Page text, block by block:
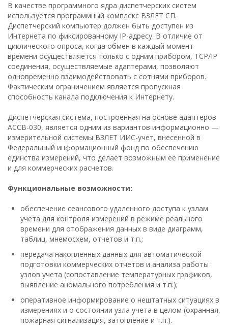
В качестве программного ядра диспетчерских систем
используется программный комплекс ВЗЛЕТ СП.
Диспетчерский компьютер должен быть доступен из
Интернета по фиксированному IP-адресу. В отличие от
циклического опроса, когда обмен в каждый момент
времени осуществляется только с одним прибором, TCP/IP
соединения, осуществляемые адаптерами, позволяют
одновременно взаимодействовать с сотнями приборов.
Фактическим ограничением является пропускная
способность канала подключения к Интернету.
Диспетчерская система, построенная на основе адаптеров
АССВ-030, является одним из вариантов информационно —
измерительной системы ВЗЛЕТ ИИС-учет, внесенной в
Федеральный информационный фонд по обеспечению
единства измерений, что делает возможным ее применение
и для коммерческих расчетов.
Функциональные возможности:
обеспечение сеансового удаленного доступа к узлам
учета для контроля измерений в режиме реального
времени для отображения данных в виде диаграмм,
таблиц, мнемосхем, отчетов и т.п.;
передача накопленных данных для автоматической
подготовки коммерческих отчетов и анализа работы
узлов учета (сопоставление температурных графиков,
выявление аномального потребления и т.п.);
оперативное информирование о нештатных ситуациях в
измерениях и о состоянии узла учета в целом (охранная,
пожарная сигнализация, затопление и т.п.).